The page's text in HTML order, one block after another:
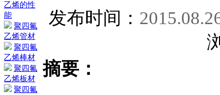
乙烯的性
能
聚四氟
乙烯管材
聚四氟
乙烯棒材
聚四氟
乙烯板材
聚四氟
发布时间：
摘要：